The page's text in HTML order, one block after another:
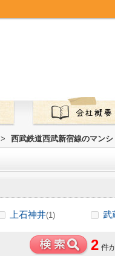
> 西武鉄道西武新宿線のマン
上石神井(1) 武
2 件